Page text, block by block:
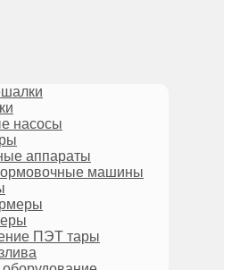
насосы
аппараты
машины
ПЭТ тары